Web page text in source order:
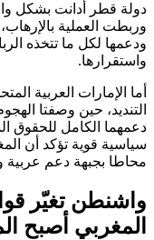
دولة قطر أدانت بشكل
وربطت العملية
ودعمها لكل ما تتخذه
واستقرارها.
أما الإمارات العربية
التنديد، حين وصفتا
دعمهما الكامل للحقوق
سياسية قوية تؤكد أن
محاطا بجبهة دعم عربية
واشنطن تغيّر
المغربي أصبح